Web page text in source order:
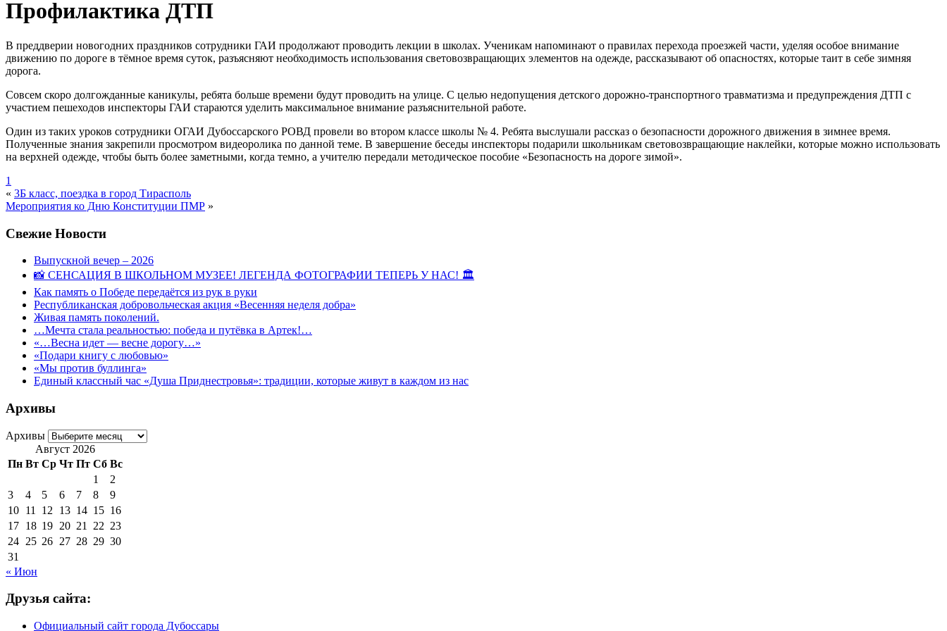
Профилактика ДТП
В преддверии новогодних праздников сотрудники ГАИ продолжают проводить лекции в школах. Ученикам напоминают о правилах перехода проезжей части, уделяя особое внимание
движению по дороге в тёмное время суток, разъясняют необходимость использования световозвращающих элементов на одежде, рассказывают об опасностях, которые таит в себе зимняя
дорога.
Совсем скоро долгожданные каникулы, ребята больше времени будут проводить на улице. С целью недопущения детского дорожно-транспортного травматизма и предупреждения ДТП с
участием пешеходов инспекторы ГАИ стараются уделить максимальное внимание разъяснительной работе.
Один из таких уроков сотрудники ОГАИ Дубоссарского РОВД провели во втором классе школы № 4. Ребята выслушали рассказ о безопасности дорожного движения в зимнее время.
Полученные знания закрепили просмотром видеоролика по данной теме. В завершение беседы инспекторы подарили школьникам световозвращающие наклейки, которые можно использовать
на верхней одежде, чтобы быть более заметными, когда темно, а учителю передали методическое пособие «Безопасность на дороге зимой».
1
« 3Б класс, поездка в город Тирасполь
Мероприятия ко Дню Конституции ПМР »
Свежие Новости
Выпускной вечер – 2026
📸 СЕНСАЦИЯ В ШКОЛЬНОМ МУЗЕЕ! ЛЕГЕНДА ФОТОГРАФИИ ТЕПЕРЬ У НАС! 🏛
Как память о Победе передаётся из рук в руки
Республиканская добровольческая акция «Весенняя неделя добра»
Живая память поколений.
…Мечта стала реальностью: победа и путёвка в Артек!…
«…Весна идет — весне дорогу…»
«Подари книгу с любовью»
«Мы против буллинга»
Единый классный час «Душа Приднестровья»: традиции, которые живут в каждом из нас
Архивы
Архивы
Август 2026
Пн Вт Ср Чт Пт Сб Вс
1
2
3
4 5 6 7 8
9
10 11 12 13 14 15 16
17 18 19 20 21 22 23
24 25 26 27 28 29 30
31
« Июн
Друзья сайта:
Официальный сайт города Дубоссары